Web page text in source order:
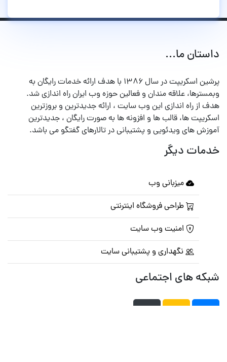
داستان ما...
پرشین اسکریپت در سال ۱۳۸۶ با هدف ارائه خدمات رایگان به
وبمسترها، علاقه مندان و فعالین حوزه وب ایران راه اندازی شد.
هدف از راه اندازی این وب سایت ، ارائه جدیدترین و بروزترین
اسکریپت ها، قالب ها و افزونه ها به صورت رایگان ، جدیدترین
آموزش های ویدئویی و پشتیبانی در تالارهای گفتگو می باشد.
خدمات دیگر
میزبانی وب
طراحی فروشگاه اینترنتی
امنیت وب سایت
نگهداری و پشتیبانی سایت
شبکه های اجتماعی